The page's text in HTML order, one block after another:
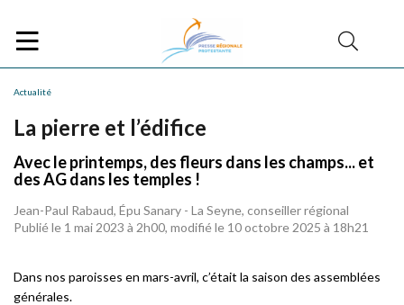
Actualité
La pierre et l’édifice
Avec le printemps, des fleurs dans les champs... et
des AG dans les temples !
Jean-Paul Rabaud, Épu Sanary - La Seyne, conseiller régional
Publié le 1 mai 2023 à 2h00, modifié le 10 octobre 2025 à 18h21
Dans nos paroisses en mars-avril, c’était la saison des assemblées
générales.